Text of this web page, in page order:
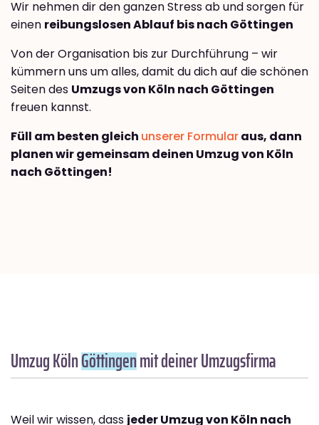
Wir nehmen dir den ganzen Stress ab und sorgen für
einen reibungslosen Ablauf bis nach Göttingen
Von der Organisation bis zur Durchführung – wir
kümmern uns um alles, damit du dich auf die schönen
Seiten des Umzugs von Köln nach Göttingen
freuen kannst.
Füll am besten gleich unserer Formularaus, dann
planen wir gemeinsam deinen Umzug von Köln
nach Göttingen!
Umzug KölnGöttingenmit deiner Umzugsfirma
Weil wir wissen, dass jeder Umzug von Köln nach